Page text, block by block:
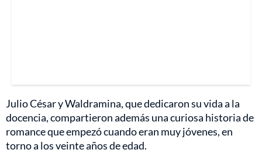
Julio César y Waldramina, que dedicaron su vida a la
docencia, compartieron además una curiosa historia de
romance que empezó cuando eran muy jóvenes, en
torno a los veinte años de edad.